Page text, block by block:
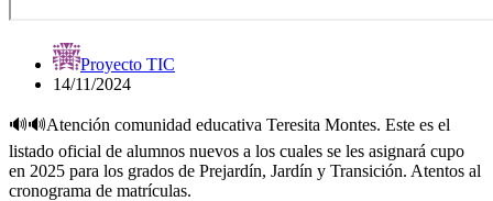
Proyecto TIC
14/11/2024
🔊🔊Atención comunidad educativa Teresita Montes. Este es el
listado oficial de alumnos nuevos a los cuales se les asignará cupo
en 2025 para los grados de Prejardín, Jardín y Transición. Atentos al
cronograma de matrículas.